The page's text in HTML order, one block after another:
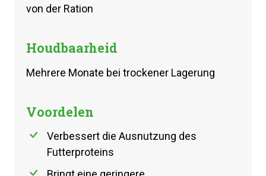
von der Ration
Houdbaarheid
Mehrere Monate bei trockener Lagerung
Voordelen
Verbessert die Ausnutzung des
Futterproteins